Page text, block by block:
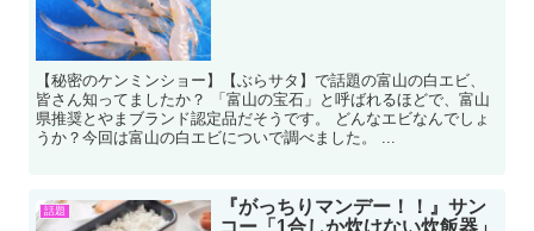
【秘密のケンミンショー】【ぶらサタ】で話題の富山の白エビ、
皆さん知ってましたか？ 「富山の宝石」と呼ばれるほどで、富山
県推奨とやまブランド認定品だそうです。 どんなエビなんでしょ
うか？今回は富山の白エビについで調べました。 ...
話題
『がっちりマンデー！！』サン
コー「1合しか炊けない炊飯器」